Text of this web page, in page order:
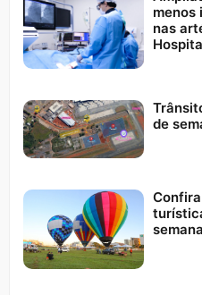
menos
nas
de
semana